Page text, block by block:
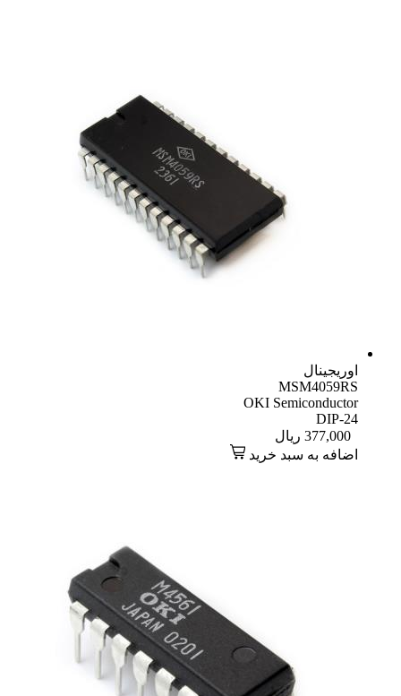
اوریجینال
MSM4059RS
OKI Semiconductor
DIP-24
377,000 ریال
اضافه به سبد خرید